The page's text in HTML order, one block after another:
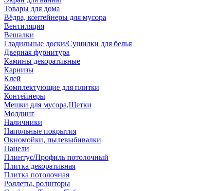
Товары для дома
Вёдра, контейнеры для мусора
Вентиляция
Вешалки
Гладильные доски/Сушилки для белья
Дверная фурнитура
Камины декоративные
Карнизы
Клей
Комплектующие для плитки
Контейнеры
Мешки для мусора,Щетки
Молдинг
Наличники
Напольные покрытия
Окномойки, пылевыбивалки
Панели
Плинтус/Профиль потолочный
Плитка декоративная
Плитка потолочная
Роллеты, ролшторы